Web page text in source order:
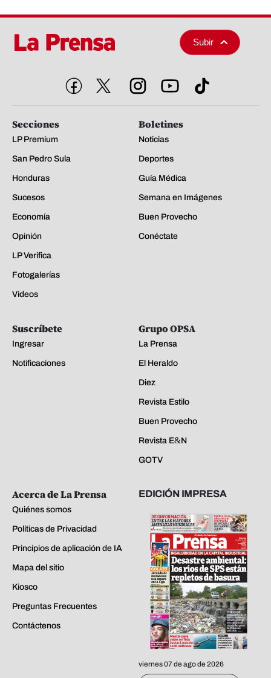
Subir
Secciones
LP Premium
San Pedro Sula
Honduras
Sucesos
Economía
Opinión
LP Verifica
Fotogalerías
Videos
Boletines
Noticias
Deportes
Guía Médica
Semana en Imágenes
Buen Provecho
Conéctate
Suscríbete
Ingresar
Notificaciones
Grupo OPSA
La Prensa
El Heraldo
Diez
Revista Estilo
Buen Provecho
Revista E&N
GOTV
Acerca de La Prensa
Quiénes somos
Políticas de Privacidad
Principios de aplicación de IA
Mapa del sitio
Kiosco
Preguntas Frecuentes
Contáctenos
EDICIÓN IMPRESA
viernes 07 de ago de 2026